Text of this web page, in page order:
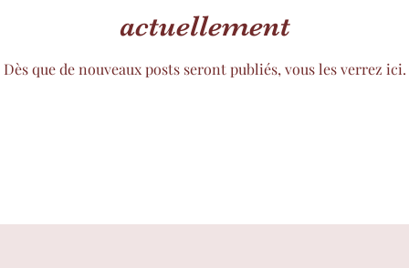
actuellement
Dès que de nouveaux posts seront publiés, vous les verrez ici.